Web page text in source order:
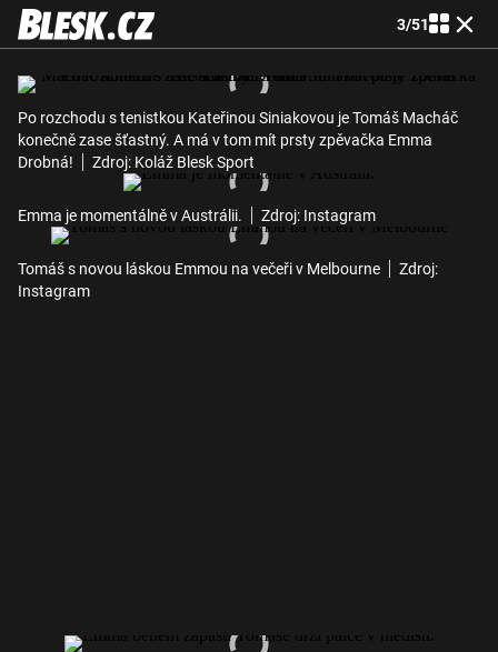
3/51
Po rozchodu s tenistkou Kateřinou Siniakovou je Tomáš Macháč
konečně zase šťastný. A má v tom mít prsty zpěvačka Emma
Drobná!
Zdroj: Koláž Blesk Sport
Emma je momentálně v Austrálii. Zdroj: Instagram
Tomáš s novou láskou Emmou na večeři v Melbourne
Zdroj:
Instagram